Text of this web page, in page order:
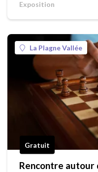
Exposition
La Plagne Vallée
Gratuit
Rencontre autour